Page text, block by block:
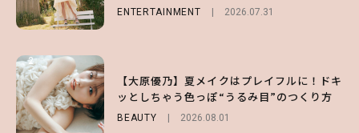
ENTERTAINMENT 2026.07.31
2
【大原優乃】夏メイクはプレイフルに！ドキ
ッとしちゃう色っぽ“うるみ目”のつくり方
BEAUTY 2026.08.01
LIFESTYLE 2026.07.31
2
【齋藤飛鳥】人生初のロブに！「意外としっ
くりくるし、すごく新鮮で心地いい」ヘアカ
ットの様子を独占でお届け♡
ENTERTAINMENT
2
【付録】総柄ハローキティが可愛すぎ♡ 紀
ノ国屋コラボの“優秀保冷バッグ”は夏の強
い味方！【オトナミューズ9月号増刊】